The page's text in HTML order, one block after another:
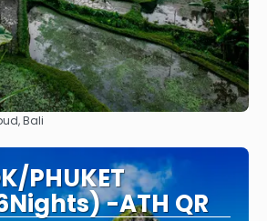
Vedea
Bali
PHUKET
-ATH QR